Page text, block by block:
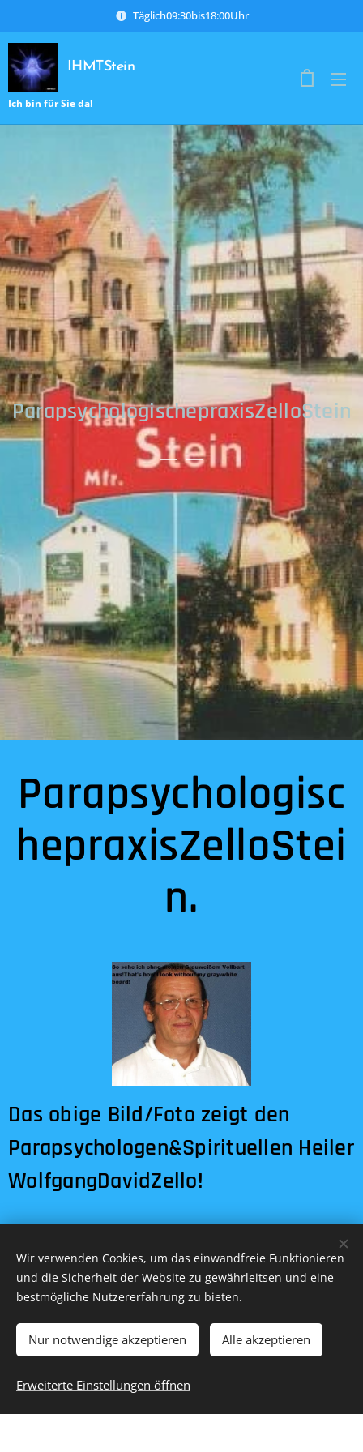
Täglich09:30bis18:00Uhr
IHMTStein
Ich bin für Sie da!
ParapsychologischepraxisZelloStein
Parapsychologisc
hepraxisZelloStei
n.
Das obige Bild/Foto zeigt den
Parapsychologen&Spirituellen Heiler
WolfgangDavidZello!
IHMTIStein. Alle Rechte Vorbehalten ©
Copyright – IHMTStein 2012
© 2023
Wir verwenden Cookies, um das einwandfreie Funktionieren
und die Sicherheit der Website zu gewährleitsen und eine
bestmögliche Nutzererfahrung zu bieten.
Nur notwendige akzeptieren Alle akzeptieren
Erweiterte Einstellungen öffnen